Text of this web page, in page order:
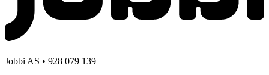
Jobbi AS • 928 079 139